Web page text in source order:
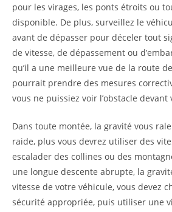
pour les virages, les ponts étroits ou
disponible. De plus, surveillez le
avant de dépasser pour déceler tout
de vitesse, de dépassement ou
qu’il a une meilleure vue de la route
pourrait prendre des mesures
vous ne puissiez voir l’obstacle devant
Dans toute montée, la gravité vous
raide, plus vous devrez utiliser des
escalader des collines ou des
une longue descente abrupte, la
vitesse de votre véhicule, vous devez
sécurité appropriée, puis utiliser une